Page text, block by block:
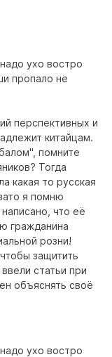
ухо востро
пропало не
перспективных и
китайцам.
помните
Тогда
какая то русская
я помню
что её
гражданина
розни!
защитить
статьи при
объяснять своё
ухо востро